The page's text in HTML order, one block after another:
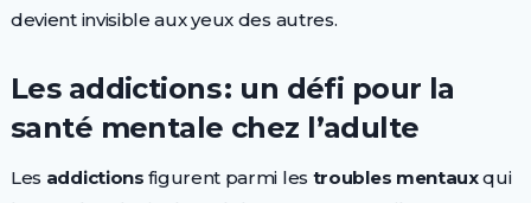
devient invisible aux yeux des autres.
Les addictions : un défi pour la
santé mentale chez l’adulte
Les addictions figurent parmi les troubles mentauxqui